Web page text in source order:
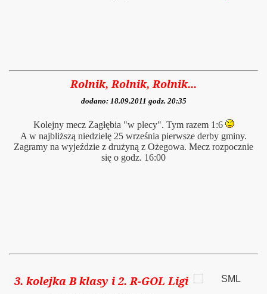
Rolnik, Rolnik, Rolnik...
dodano: 18.09.2011 godz. 20:35
Kolejny mecz Zagłębia "w plecy". Tym razem 1:6
A w najbliższą niedzielę 25 września pierwsze derby gminy.
Zagramy na wyjeździe z drużyną z Ożegowa. Mecz rozpocznie
się o godz. 16:00
3. kolejka B klasy i 2. R-GOL Ligi